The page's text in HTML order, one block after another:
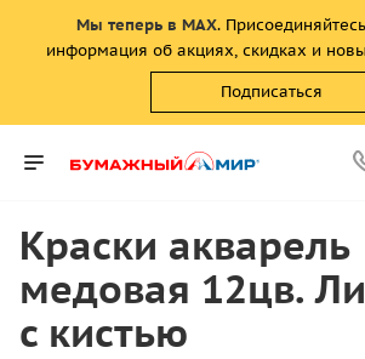
Мы теперь в MAX.
информация об акциях, скидках и
Подписаться
Краски акварель
медовая 12цв.
с кистью